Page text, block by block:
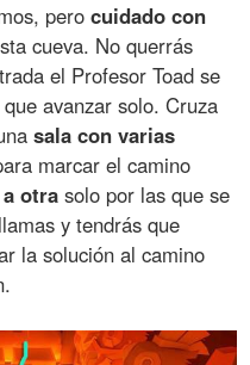
perocuidado con
cueva. No querrás
el Profesor Toad se
avanzar solo. Cruza
sala con varias
marcar el camino
otra solo por las que se
y tendrás que
la solución al camino